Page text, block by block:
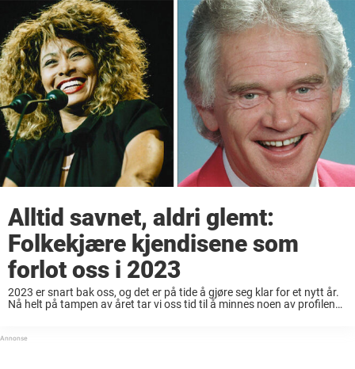
Alltid savnet, aldri glemt:
Folkekjære kjendisene som
forlot oss i 2023
2023 er snart bak oss, og det er på tide å gjøre seg klar for et nytt år.
Nå helt på tampen av året tar vi oss tid til å minnes noen av profilene